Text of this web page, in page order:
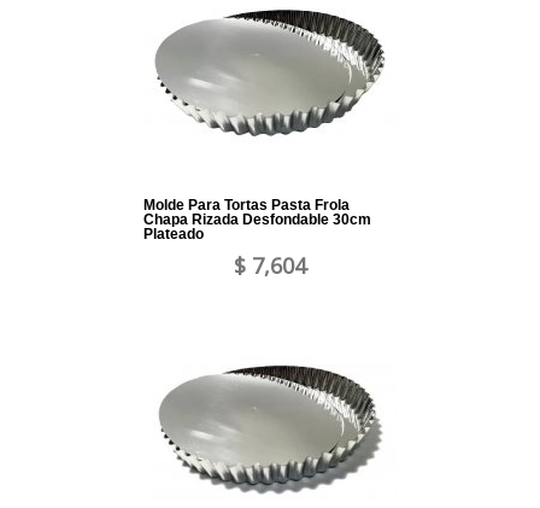
Molde Para Tortas Pasta Frola
Chapa Rizada Desfondable 30cm
Plateado
$ 7,604